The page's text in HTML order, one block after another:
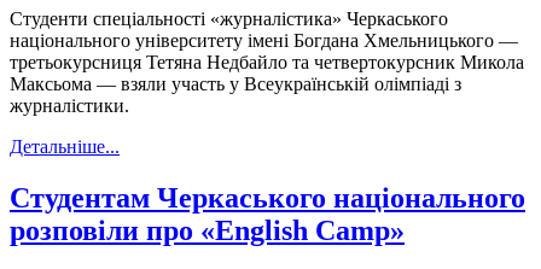
Студенти спеціальності «журналістика» Черкаського
національного університету імені Богдана Хмельницького —
третьокурсниця Тетяна Недбайло та четвертокурсник Микола
Максьома — взяли участь у Всеукраїнській олімпіаді з
журналістики.
Детальніше...
Студентам Черкаського національного
розповіли про «English Camp»